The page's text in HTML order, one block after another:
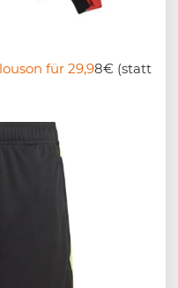
für 29,98€ (statt